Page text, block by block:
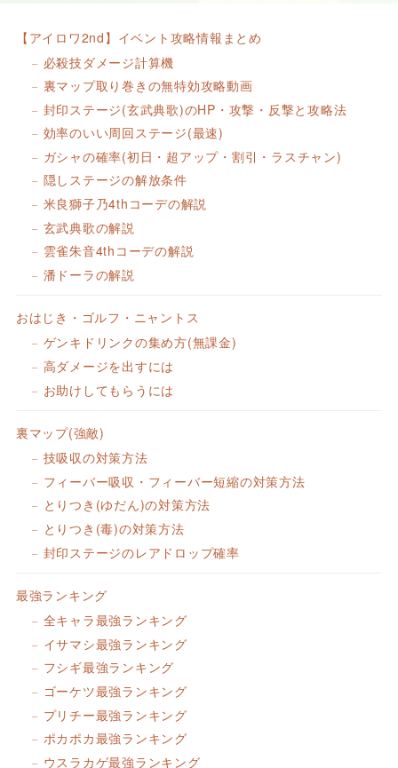
【アイロワ2nd】イベント攻略情報まとめ
必殺技ダメージ計算機
裏マップ取り巻きの無特効攻略動画
封印ステージ(玄武典歌)のHP・攻撃・反撃と攻略法
効率のいい周回ステージ(最速)
ガシャの確率(初日・超アップ・割引・ラスチャン)
隠しステージの解放条件
米良獅子乃4thコーデの解説
玄武典歌の解説
雲雀朱音4thコーデの解説
潘ドーラの解説
おはじき・ゴルフ・ニャントス
ゲンキドリンクの集め方(無課金)
高ダメージを出すには
お助けしてもらうには
裏マップ(強敵)
技吸収の対策方法
フィーバー吸収・フィーバー短縮の対策方法
とりつき(ゆだん)の対策方法
とりつき(毒)の対策方法
封印ステージのレアドロップ確率
最強ランキング
全キャラ最強ランキング
イサマシ最強ランキング
フシギ最強ランキング
ゴーケツ最強ランキング
プリチー最強ランキング
ポカポカ最強ランキング
ウスラカゲ最強ランキング